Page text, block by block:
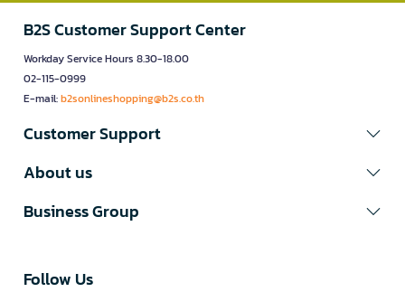
B2S Customer Support Center
Workday Service Hours 8.30-18.00
02-115-0999
E-mail:b2sonlineshopping@b2s.co.th
Customer Support
About us
Business Group
Follow Us​